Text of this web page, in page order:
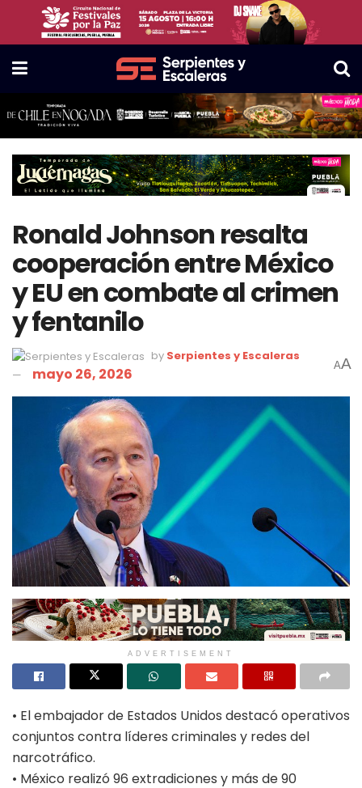
Ronald Johnson resalta
cooperación entre México
y EU en combate al crimen
y fentanilo
by Serpientes y Escaleras
mayo 26, 2026 AA
ADVERTISEMENT
• El embajador de Estados Unidos destacó operativos
conjuntos contra líderes criminales y redes del
narcotráfico.
• México realizó 96 extradiciones y más de 90